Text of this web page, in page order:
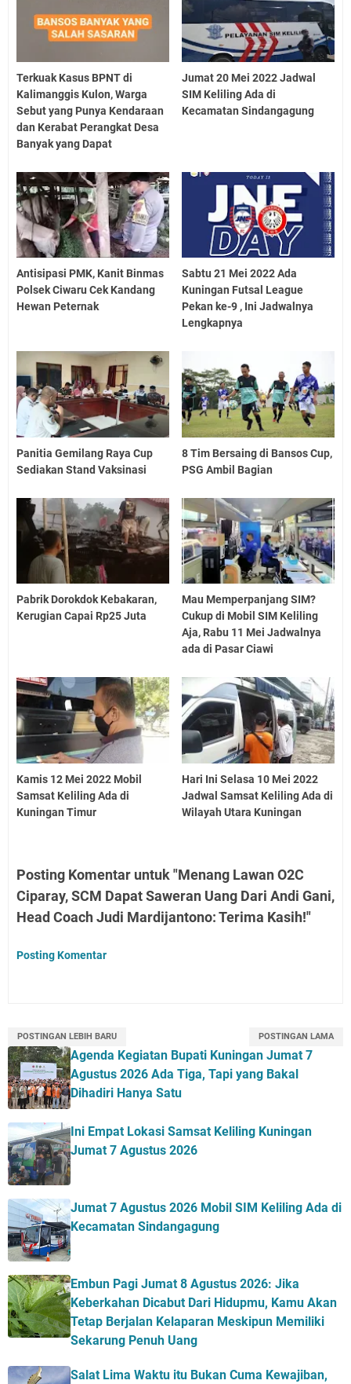
Terkuak Kasus BPNT di
Kalimanggis Kulon, Warga
Sebut yang Punya Kendaraan
dan Kerabat Perangkat Desa
Banyak yang Dapat
Jumat 20 Mei 2022 Jadwal
SIM Keliling Ada di
Kecamatan Sindangagung
Antisipasi PMK, Kanit Binmas
Polsek Ciwaru Cek Kandang
Hewan Peternak
Sabtu 21 Mei 2022 Ada
Kuningan Futsal League
Pekan ke-9 , Ini Jadwalnya
Lengkapnya
Panitia Gemilang Raya Cup
Sediakan Stand Vaksinasi
8 Tim Bersaing di Bansos Cup,
PSG Ambil Bagian
Pabrik Dorokdok Kebakaran,
Kerugian Capai Rp25 Juta
Mau Memperpanjang SIM?
Cukup di Mobil SIM Keliling
Aja, Rabu 11 Mei Jadwalnya
ada di Pasar Ciawi
Kamis 12 Mei 2022 Mobil
Samsat Keliling Ada di
Kuningan Timur
Hari Ini Selasa 10 Mei 2022
Jadwal Samsat Keliling Ada di
Wilayah Utara Kuningan
Posting Komentar untuk "Menang Lawan O2C
Ciparay, SCM Dapat Saweran Uang Dari Andi Gani,
Head Coach Judi Mardijantono: Terima Kasih!"
Posting Komentar
POSTINGAN LEBIH BARU POSTINGAN LAMA
Agenda Kegiatan Bupati Kuningan Jumat 7
Agustus 2026 Ada Tiga, Tapi yang Bakal
Dihadiri Hanya Satu
Ini Empat Lokasi Samsat Keliling Kuningan
Jumat 7 Agustus 2026
Jumat 7 Agustus 2026 Mobil SIM Keliling Ada di
Kecamatan Sindangagung
Embun Pagi Jumat 8 Agustus 2026: Jika
Keberkahan Dicabut Dari Hidupmu, Kamu Akan
Tetap Berjalan Kelaparan Meskipun Memiliki
Sekarung Penuh Uang
Salat Lima Waktu itu Bukan Cuma Kewajiban,